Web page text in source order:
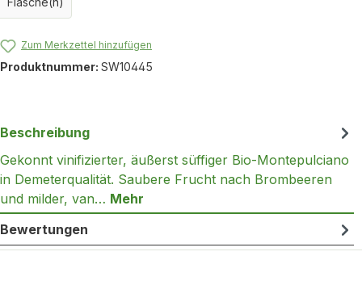
Zum Merkzettel hinzufügen
Produktnummer: SW10445
Beschreibung
Gekonnt vinifizierter, äußerst süffiger Bio-Montepulciano
in Demeterqualität. Saubere Frucht nach Brombeeren
und milder, van… Mehr
Bewertungen